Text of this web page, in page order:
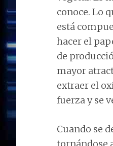
conoce. Lo
está
hacer el
de
mayor
extraer el
fuerza y se
Cuando se